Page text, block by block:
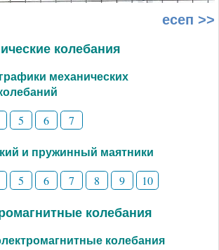
есеп >>
колебания
механических
5 6 7
и пружинный маятники
5 6 7 8 9 10
колебания
колебания